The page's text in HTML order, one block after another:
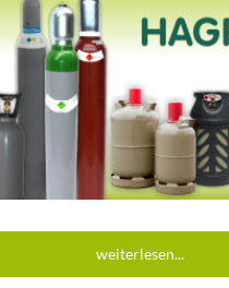
weiterlesen...